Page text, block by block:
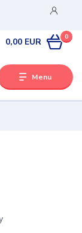
Menu
0
0,00 EUR